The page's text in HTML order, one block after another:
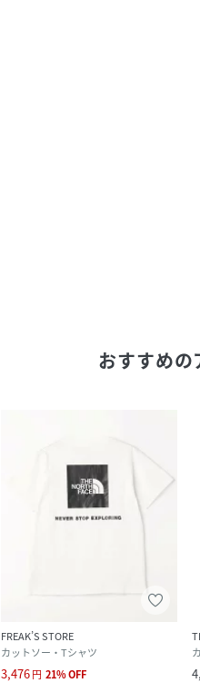
おすすめの
FREAK’S STORE
カットソー・Tシャツ
3,476円 21%OFF